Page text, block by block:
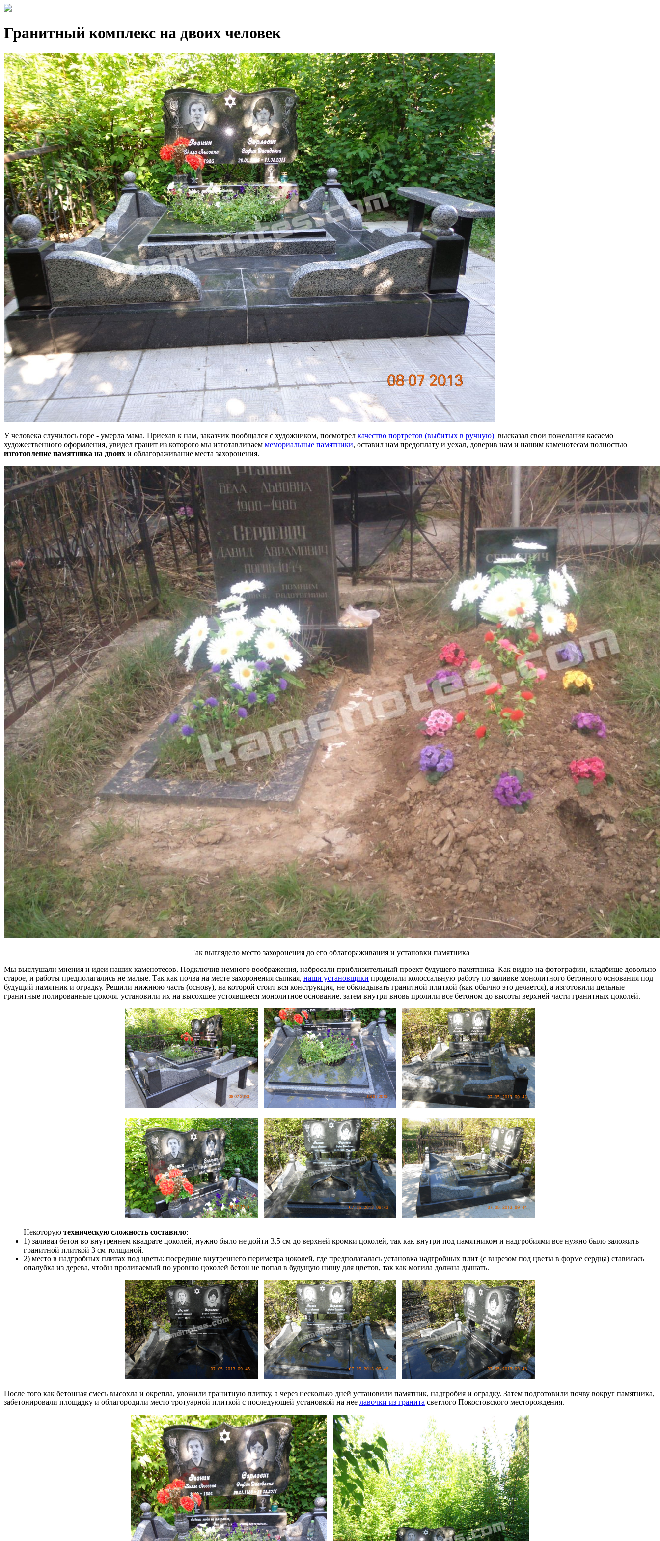
Гранитный комплекс на двоих человек
У человека случилось горе - умерла мама. Приехав к нам, заказчик пообщался с художником, посмотрел качество портретов (выбитых в ручную), высказал свои пожелания касаемо
художественного оформления, увидел гранит из которого мы изготавливаем мемориальные памятники, оставил нам предоплату и уехал, доверив нам и нашим каменотесам полностью
изготовление памятника на двоих и облагораживание места захоронения.
Так выглядело место захоронения до его облагораживания и установки памятника
Мы выслушали мнения и идеи наших каменотесов. Подключив немного воображения, набросали приблизительный проект будущего памятника. Как видно на фотографии, кладбище довольно
старое, и работы предполагались не малые. Так как почва на месте захоронения сыпкая, наши установщики проделали колоссальную работу по заливке монолитного бетонного основания под
будущий памятник и оградку. Решили нижнюю часть (основу), на которой стоит вся конструкция, не обкладывать гранитной плиткой (как обычно это делается), а изготовили цельные
гранитные полированные цоколя, установили их на высохшее устоявшееся монолитное основание, затем внутри вновь пролили все бетоном до высоты верхней части гранитных цоколей.
Некоторую техническую сложность составило:
1) заливая бетон во внутреннем квадрате цоколей, нужно было не дойти 3,5 см до верхней кромки цоколей, так как внутри под памятником и надгробиями все нужно было заложить
гранитной плиткой 3 см толщиной.
2) место в надгробных плитах под цветы: посредине внутреннего периметра цоколей, где предполагалась установка надгробных плит (с вырезом под цветы в форме сердца) ставилась
опалубка из дерева, чтобы проливаемый по уровню цоколей бетон не попал в будущую нишу для цветов, так как могила должна дышать.
После того как бетонная смесь высохла и окрепла, уложили гранитную плитку, а через несколько дней установили памятник, надгробия и оградку. Затем подготовили почву вокруг памятника,
забетонировали площадку и облагородили место тротуарной плиткой с последующей установкой на нее лавочки из гранита светлого Покостовского месторождения.